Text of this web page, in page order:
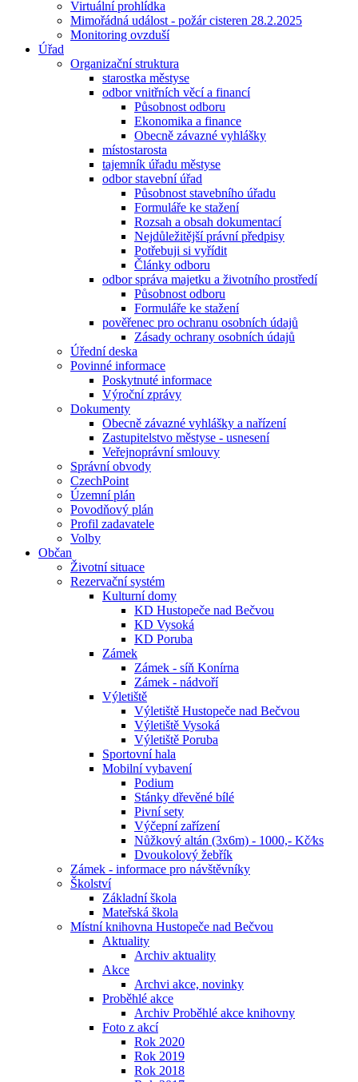
Virtuální prohlídka
Mimořádná událost - požár cisteren 28.2.2025
Monitoring ovzduší
Úřad
Organizační struktura
starostka městyse
odbor vnitřních věcí a financí
Působnost odboru
Ekonomika a finance
Obecně závazné vyhlášky
místostarosta
tajemník úřadu městyse
odbor stavební úřad
Působnost stavebního úřadu
Formuláře ke stažení
Rozsah a obsah dokumentací
Nejdůležitější právní předpisy
Potřebuji si vyřídit
Články odboru
odbor správa majetku a životního prostředí
Působnost odboru
Formuláře ke stažení
pověřenec pro ochranu osobních údajů
Zásady ochrany osobních údajů
Úřední deska
Povinné informace
Poskytnuté informace
Výroční zprávy
Dokumenty
Obecně závazné vyhlášky a nařízení
Zastupitelstvo městyse - usnesení
Veřejnoprávní smlouvy
Správní obvody
CzechPoint
Územní plán
Povodňový plán
Profil zadavatele
Volby
Občan
Životní situace
Rezervační systém
Kulturní domy
KD Hustopeče nad Bečvou
KD Vysoká
KD Poruba
Zámek
Zámek - síň Konírna
Zámek - nádvoří
Výletiště
Výletiště Hustopeče nad Bečvou
Výletiště Vysoká
Výletiště Poruba
Sportovní hala
Mobilní vybavení
Podium
Stánky dřevěné bílé
Pivní sety
Výčepní zařízení
Nůžkový altán (3x6m) - 1000,- Kč⁄ks
Dvoukolový žebřík
Zámek - informace pro návštěvníky
Školství
Základní škola
Mateřská škola
Místní knihovna Hustopeče nad Bečvou
Aktuality
Archiv aktuality
Akce
Archvi akce, novinky
Proběhlé akce
Archiv Proběhlé akce knihovny
Foto z akcí
Rok 2020
Rok 2019
Rok 2018